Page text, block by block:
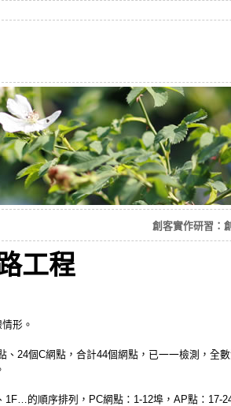
創客實作研習：
工程
形。
24個C網點，合計44個網點，已一一檢測，全數
的順序排列，PC網點：1-12埠，AP點：17-